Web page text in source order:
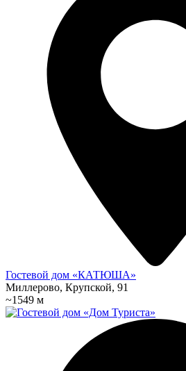
Гостевой дом «КАТЮША»
Миллерово, Крупской, 91
~1549 м